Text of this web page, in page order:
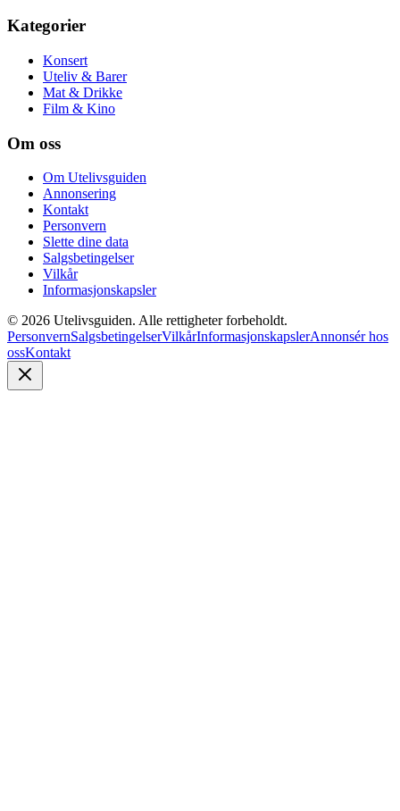
Kategorier
Konsert
Uteliv & Barer
Mat & Drikke
Film & Kino
Om oss
Om Utelivsguiden
Annonsering
Kontakt
Personvern
Slette dine data
Salgsbetingelser
Vilkår
Informasjonskapsler
© 2026 Utelivsguiden. Alle rettigheter forbeholdt.
PersonvernSalgsbetingelserVilkårInformasjonskapslerAnnonsér hos
ossKontakt